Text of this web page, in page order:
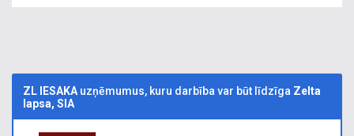
ZL IESAKA uzņēmumus, kuru darbība var būt līdzīga Zelta
lapsa, SIA